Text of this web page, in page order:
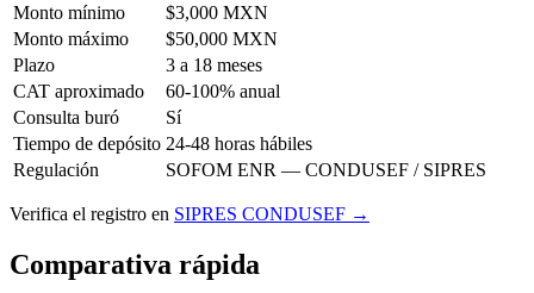
Monto mínimo
$3,000 MXN
Monto máximo
$50,000 MXN
Plazo
3 a 18 meses
CAT aproximado
60-100% anual
Consulta buró
Sí
Tiempo de depósito 24-48 horas hábiles
Regulación
SOFOM ENR — CONDUSEF / SIPRES
Verifica el registro en SIPRES CONDUSEF →
Comparativa rápida